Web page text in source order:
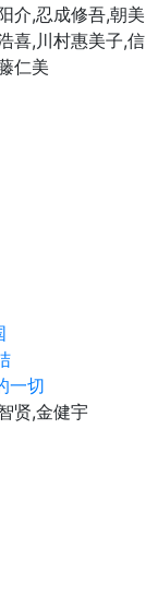
介,忍成修吾,朝美
喜,川村惠美子,信
仁美
一切
贤,金健宇